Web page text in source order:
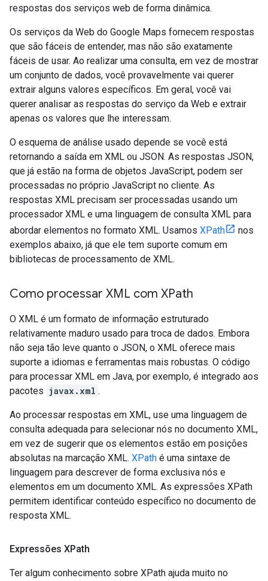
respostas dos serviços web de forma dinâmica.
Os serviços da Web do Google Maps fornecem respostas
que são fáceis de entender, mas não são exatamente
fáceis de usar. Ao realizar uma consulta, em vez de mostrar
um conjunto de dados, você provavelmente vai querer
extrair alguns valores específicos. Em geral, você vai
querer analisar as respostas do serviço da Web e extrair
apenas os valores que lhe interessam.
O esquema de análise usado depende se você está
retornando a saída em XML ou JSON. As respostas JSON,
que já estão na forma de objetos JavaScript, podem ser
processadas no próprio JavaScript no cliente. As
respostas XML precisam ser processadas usando um
processador XML e uma linguagem de consulta XML para
abordar elementos no formato XML. Usamos XPath
nos
exemplos abaixo, já que ele tem suporte comum em
bibliotecas de processamento de XML.
Como processar XML com XPath
O XML é um formato de informação estruturado
relativamente maduro usado para troca de dados. Embora
não seja tão leve quanto o JSON, o XML oferece mais
suporte a idiomas e ferramentas mais robustas. O código
para processar XML em Java, por exemplo, é integrado aos
pacotes javax.xml .
Ao processar respostas em XML, use uma linguagem de
consulta adequada para selecionar nós no documento XML,
em vez de sugerir que os elementos estão em posições
absolutas na marcação XML. XPath é uma sintaxe de
linguagem para descrever de forma exclusiva nós e
elementos em um documento XML. As expressões XPath
permitem identificar conteúdo específico no documento de
resposta XML.
Expressões XPath
Ter algum conhecimento sobre XPath ajuda muito no